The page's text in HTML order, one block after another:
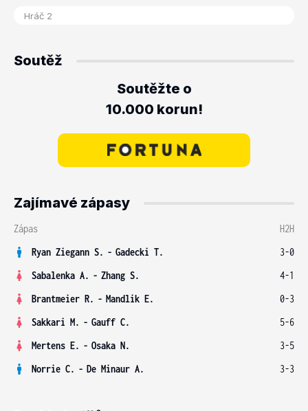
Soutěž
Soutěžte o
10.000 korun!
Zajímavé zápasy
Zápas
H2H
Ryan Ziegann S. - Gadecki T.
3-0
Sabalenka A. - Zhang S.
4-1
Brantmeier R. - Mandlik E.
0-3
Sakkari M. - Gauff C.
5-6
Mertens E. - Osaka N.
3-5
Norrie C. - De Minaur A. 3-3